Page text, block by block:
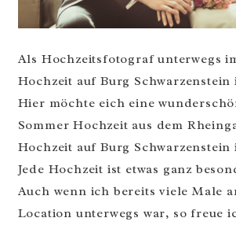
Als Hochzeitsfotograf unterwegs
Hochzeit auf Burg Schwarzenstein
Hier möchte eich eine
Sommer Hochzeit aus dem
Hochzeit auf Burg Schwarzenstein
Jede Hochzeit ist etwas ganz
Auch wenn ich bereits viele Male
Location unterwegs war, so freue